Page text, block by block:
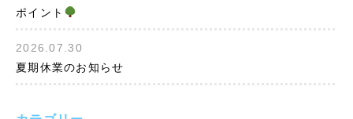
ポイント
2026.07.30
夏期休業のお知らせ